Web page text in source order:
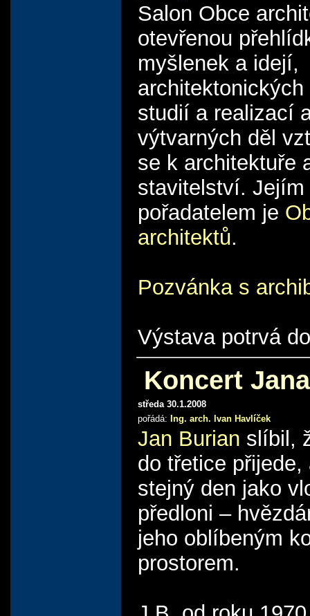
Salon Obce
otevřenou
myšlenek a idejí,
architektonických
studií a realizací
výtvarných děl
se k architektuře
stavitelství. Jejím
pořadatelem je
architektů.
Pozvánka s
Výstava potrvá
Koncert
středa 30.1.2008
pořádá: Ing. arch. Ivan Havlíček
Jan Burian slíbil,
do třetice přijede,
stejný den jako
předloni –
jeho oblíbeným
prostorem.